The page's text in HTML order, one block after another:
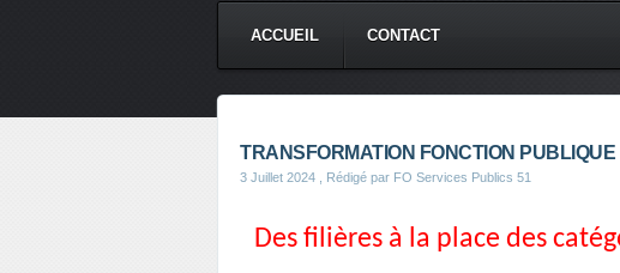
ACCUEIL CONTACT
TRANSFORMATION FONCTION PUBLIQUE
3 Juillet 2024 , Rédigé par FO Services Publics 51
Des filières à la place des